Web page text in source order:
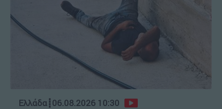
Ελλάδα┋06.08.2026 10:30